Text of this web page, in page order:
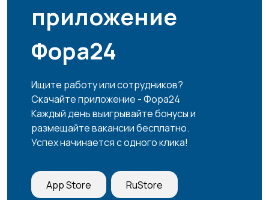
приложение
Фора24
Ищите работу или сотрудников?
Скачайте приложение - Фора24
Каждый день выигрывайте бонусы и
размещайте вакансии бесплатно.
Успех начинается с одного клика!
App Store RuStore